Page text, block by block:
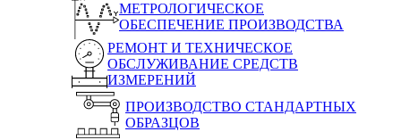
МЕТРОЛОГИЧЕСКОЕ
ОБЕСПЕЧЕНИЕ ПРОИЗВОДСТВА
РЕМОНТ И ТЕХНИЧЕСКОЕ
ОБСЛУЖИВАНИЕ СРЕДСТВ
ИЗМЕРЕНИЙ
ПРОИЗВОДСТВО СТАНДАРТНЫХ
ОБРАЗЦОВ